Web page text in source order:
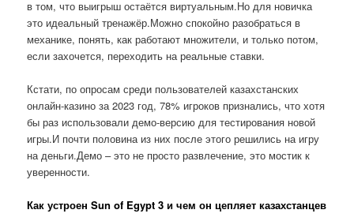
в том, что выигрыш остаётся виртуальным.Но для новичка
это идеальный тренажёр.Можно спокойно разобраться в
механике, понять, как работают множители, и только потом,
если захочется, переходить на реальные ставки.
Кстати, по опросам среди пользователей казахстанских
онлайн-казино за 2023 год, 78% игроков признались, что хотя
бы раз использовали демо-версию для тестирования новой
игры.И почти половина из них после этого решились на игру
на деньги.Демо – это не просто развлечение, это мостик к
уверенности.
Как устроен Sun of Egypt 3 и чем он цепляет казахстанцев